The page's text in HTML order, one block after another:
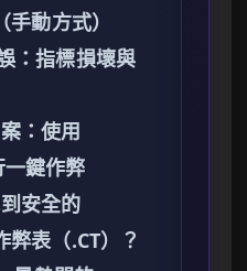
動方式）
：指標損壞與
：使用
鍵作弊
安全的
表（.CT）？